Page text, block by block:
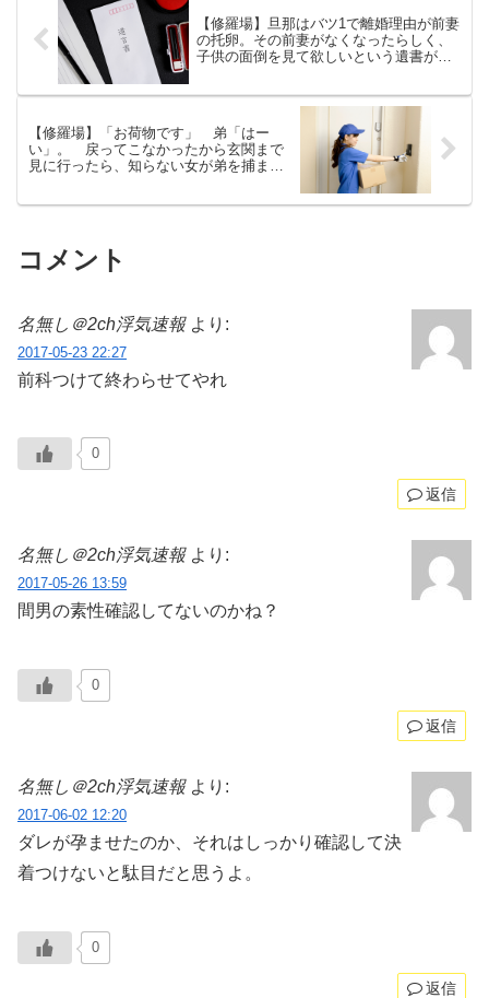
【修羅場】旦那はバツ1で離婚理由が前妻
の托卵。その前妻がなくなったらしく、
子供の面倒を見て欲しいという遺書が遺
【修羅場】「お荷物です」 弟「はー
い」。 戻ってこなかったから玄関まで
見に行ったら、知らない女が弟を捕まえ
コメント
名無し＠2ch浮気速報 より:
2017-05-23 22:27
前科つけて終わらせてやれ
0
返信
名無し＠2ch浮気速報 より:
2017-05-26 13:59
間男の素性確認してないのかね？
0
返信
名無し＠2ch浮気速報 より:
2017-06-02 12:20
ダレが孕ませたのか、それはしっかり確認して決
着つけないと駄目だと思うよ。
0
返信